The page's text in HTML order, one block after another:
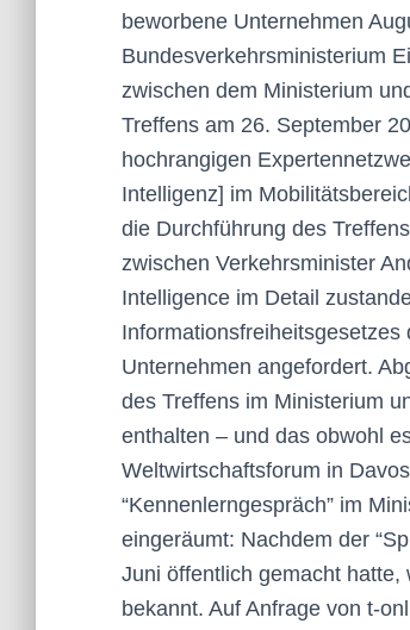
beworbene Unternehmen
Bundesverkehrsministerium
zwischen dem Ministerium
Treffens am 26. September
hochrangigen
Intelligenz] im
die Durchführung des
zwischen Verkehrsminister
Intelligence im Detail
Unternehmen angefordert.
des Treffens im Ministerium
enthalten – und das obwohl
Weltwirtschaftsforum in
“Kennenlerngespräch” im
eingeräumt: Nachdem der
Juni öffentlich gemacht
bekannt. Auf Anfrage von t-